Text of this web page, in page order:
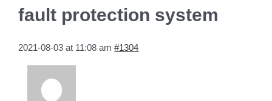
fault protection system
2021-08-03 at 11:08 am #1304